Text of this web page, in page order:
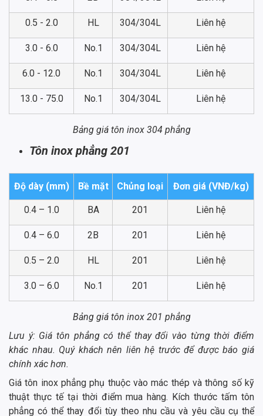
0.5 - 2.0 HL 304/304L Liên hệ
3.0 - 6.0 No.1 304/304L Liên hệ
6.0 - 12.0 No.1 304/304L Liên hệ
13.0 - 75.0 No.1 304/304L Liên hệ
Bảng giá tôn inox 304 phẳng
Tôn inox phẳng 201
Độ dày (mm) Bề mặt Chủng loại Đơn giá (VNĐ/kg)
0.4 – 1.0 BA 201 Liên hệ
0.4 – 6.0 2B 201 Liên hệ
0.5 – 2.0 HL 201 Liên hệ
3.0 – 6.0 No.1 201 Liên hệ
Bảng giá tôn inox 201 phẳng
Lưu ý: Giá tôn phẳng có thể thay đổi vào từng thời điểm
khác nhau. Quý khách nên liên hệ trước để được báo giá
chính xác hơn.
Giá tôn inox phẳng phụ thuộc vào mác thép và thông số kỹ
thuật thực tế tại thời điểm mua hàng. Kích thước tấm tôn
phẳng có thể thay đổi tùy theo nhu cầu và yêu cầu cụ thể